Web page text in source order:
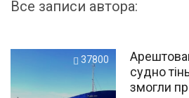
Все запиcи автора:
37800
судно
змогли